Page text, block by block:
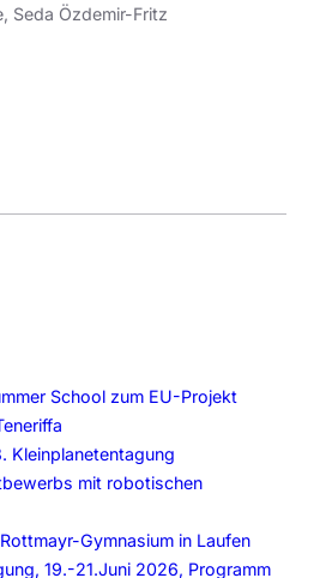
Seda Özdemir-Fritz
School zum EU-Projekt
Kleinplanetentagung
mit robotischen
Gymnasium in Laufen
19.-21.Juni 2026, Programm